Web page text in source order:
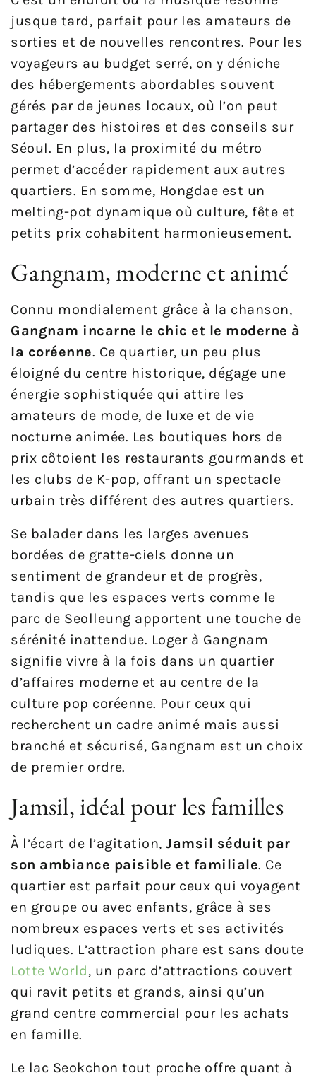
jusque tard, parfait pour les amateurs de
sorties et de nouvelles rencontres. Pour les
voyageurs au budget serré, on y déniche
des hébergements abordables souvent
gérés par de jeunes locaux, où l’on peut
partager des histoires et des conseils sur
Séoul. En plus, la proximité du métro
permet d’accéder rapidement aux autres
quartiers. En somme, Hongdae est un
melting-pot dynamique où culture, fête et
petits prix cohabitent harmonieusement.
Gangnam, moderne et animé
Connu mondialement grâce à la chanson,
Gangnam incarne le chic et le moderne à
la coréenne. Ce quartier, un peu plus
éloigné du centre historique, dégage une
énergie sophistiquée qui attire les
amateurs de mode, de luxe et de vie
nocturne animée. Les boutiques hors de
prix côtoient les restaurants gourmands et
les clubs de K-pop, offrant un spectacle
urbain très différent des autres quartiers.
Se balader dans les larges avenues
bordées de gratte-ciels donne un
sentiment de grandeur et de progrès,
tandis que les espaces verts comme le
parc de Seolleung apportent une touche de
sérénité inattendue. Loger à Gangnam
signifie vivre à la fois dans un quartier
d’affaires moderne et au centre de la
culture pop coréenne. Pour ceux qui
recherchent un cadre animé mais aussi
branché et sécurisé, Gangnam est un choix
de premier ordre.
Jamsil, idéal pour les familles
À l’écart de l’agitation, Jamsil séduit par
son ambiance paisible et familiale. Ce
quartier est parfait pour ceux qui voyagent
en groupe ou avec enfants, grâce à ses
nombreux espaces verts et ses activités
ludiques. L’attraction phare est sans doute
Lotte World, un parc d’attractions couvert
qui ravit petits et grands, ainsi qu’un
grand centre commercial pour les achats
en famille.
Le lac Seokchon tout proche offre quant à